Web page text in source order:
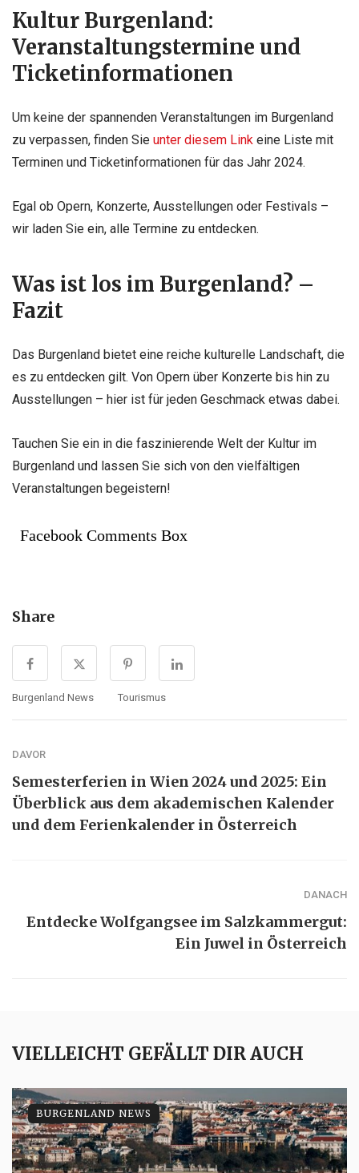
Kultur Burgenland:
Veranstaltungstermine und
Ticketinformationen
Um keine der spannenden Veranstaltungen im Burgenland
zu verpassen, finden Sie unter diesem Link eine Liste mit
Terminen und Ticketinformationen für das Jahr 2024.
Egal ob Opern, Konzerte, Ausstellungen oder Festivals –
wir laden Sie ein, alle Termine zu entdecken.
Was ist los im Burgenland? –
Fazit
Das Burgenland bietet eine reiche kulturelle Landschaft, die
es zu entdecken gilt. Von Opern über Konzerte bis hin zu
Ausstellungen – hier ist für jeden Geschmack etwas dabei.
Tauchen Sie ein in die faszinierende Welt der Kultur im
Burgenland und lassen Sie sich von den vielfältigen
Veranstaltungen begeistern!
Facebook Comments Box
Share
Burgenland News Tourismus
DAVOR
Semesterferien in Wien 2024 und 2025: Ein
Überblick aus dem akademischen Kalender
und dem Ferienkalender in Österreich
DANACH
Entdecke Wolfgangsee im Salzkammergut:
Ein Juwel in Österreich
VIELLEICHT GEFÄLLT DIR AUCH
BURGENLAND NEWS